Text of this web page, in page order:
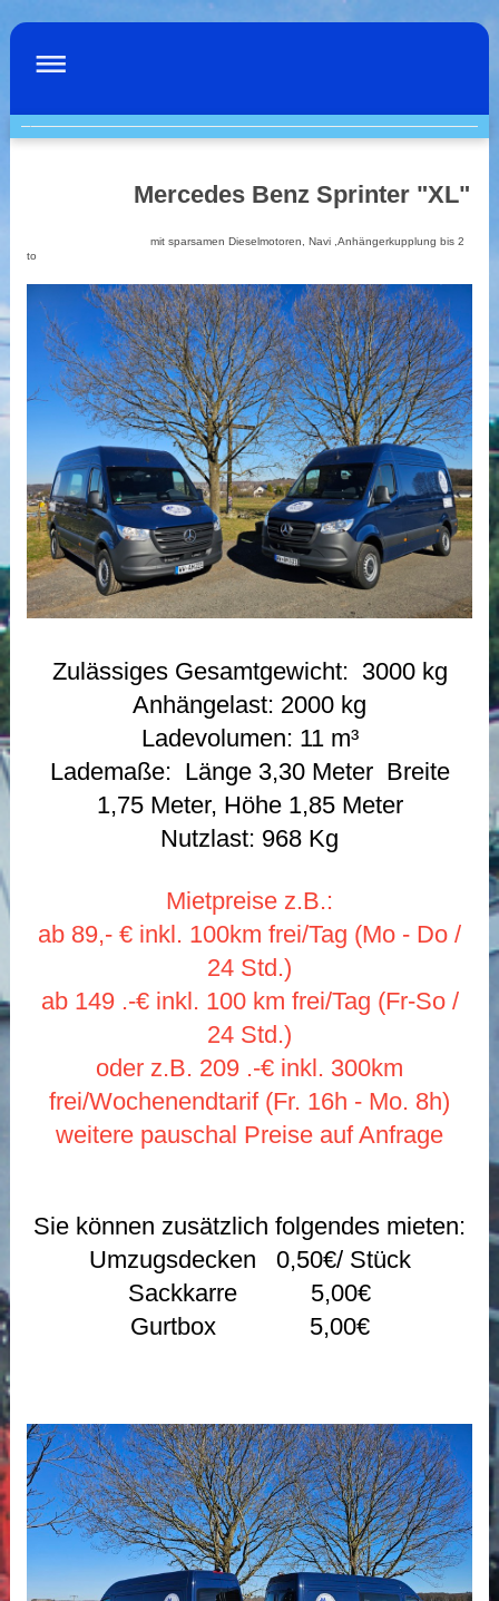
AM MÜLLER ihr
Mercedes Benz Sprinter "XL"
mit sparsamen Dieselmotoren, Navi ,Anhängerkupplung bis 2
to
Zulässiges Gesamtgewicht: 3000 kg
Anhängelast: 2000 kg
Ladevolumen: 11 m³
Lademaße: Länge 3,30 Meter Breite
1,75 Meter, Höhe 1,85 Meter
Nutzlast: 968 Kg
Mietpreise z.B.:
ab 89,- € inkl. 100km frei/Tag (Mo - Do /
24 Std.)
ab 149 .-€ inkl. 100 km frei/Tag (Fr-So /
24 Std.)
oder z.B. 209 .-€ inkl. 300km
frei/Wochenendtarif (Fr. 16h - Mo. 8h)
weitere pauschal Preise auf Anfrage
Sie können zusätzlich folgendes mieten:
Umzugsdecken 0,50€/ Stück
Sackkarre 5,00€
Gurtbox 5,00€